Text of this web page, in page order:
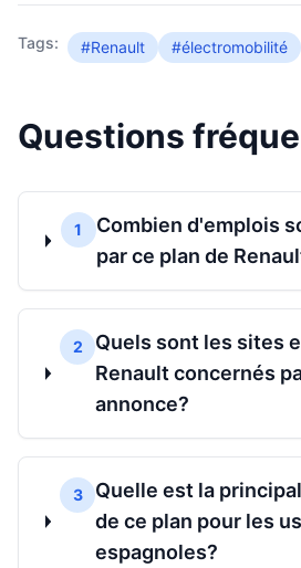
Tags: #Renault #électromobilité
Questions
1
Combien d'emplois
par ce plan de
2
Quels sont les sites
Renault concernés
annonce?
3
Quelle est la
de ce plan pour les
espagnoles?